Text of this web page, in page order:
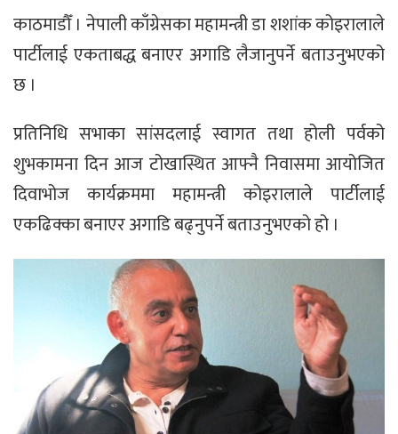
काठमाडौँ । नेपाली काँग्रेसका महामन्त्री डा शशांक कोइरालाले
पार्टीलाई एकताबद्ध बनाएर अगाडि लैजानुपर्ने बताउनुभएको
छ ।
प्रतिनिधि सभाका सांसदलाई स्वागत तथा होली पर्वको
शुभकामना दिन आज टोखास्थित आफ्नै निवासमा आयोजित
दिवाभोज कार्यक्रममा महामन्त्री कोइरालाले पार्टीलाई
एकढिक्का बनाएर अगाडि बढ्नुपर्ने बताउनुभएको हो ।